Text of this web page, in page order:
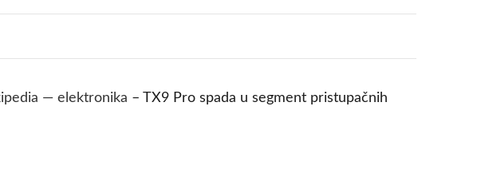
— elektronika – TX9 Pro spada u segment pristupačnih